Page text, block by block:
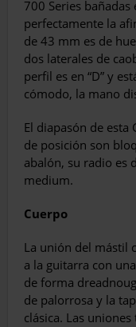
700 Series
perfectamente la
de 43 mm es de
dos laterales de
perfil es en “D” y
cómodo, la mano
El diapasón de esta
de posición son
abalón, su radio es
medium.
Cuerpo
La unión del mástil
a la guitarra con
de forma
de palorrosa y la
clási­ca. Las